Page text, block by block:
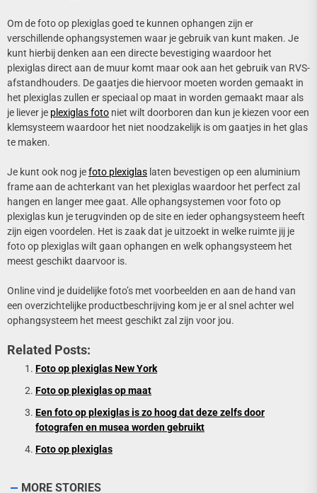
Om de foto op plexiglas goed te kunnen ophangen zijn er
verschillende ophangsystemen waar je gebruik van kunt maken. Je
kunt hierbij denken aan een directe bevestiging waardoor het
plexiglas direct aan de muur komt maar ook aan het gebruik van RVS-
afstandhouders. De gaatjes die hiervoor moeten worden gemaakt in
het plexiglas zullen er speciaal op maat in worden gemaakt maar als
je liever je plexiglas foto niet wilt doorboren dan kun je kiezen voor een
klemsysteem waardoor het niet noodzakelijk is om gaatjes in het glas
te maken.
Je kunt ook nog jefoto plexiglas laten bevestigen op een aluminium
frame aan de achterkant van het plexiglas waardoor het perfect zal
hangen en langer mee gaat. Alle ophangsystemen voor foto op
plexiglas kun je terugvinden op de site en ieder ophangsysteem heeft
zijn eigen voordelen. Het is zaak dat je uitzoekt in welke ruimte jij je
foto op plexiglas wilt gaan ophangen en welk ophangsysteem het
meest geschikt daarvoor is.
Online vind je duidelijke foto’s met voorbeelden en aan de hand van
een overzichtelijke productbeschrijving kom je er al snel achter wel
ophangsysteem het meest geschikt zal zijn voor jou.
Related Posts:
Foto op plexiglas New York
Foto op plexiglas op maat
Een foto op plexiglas is zo hoog dat deze zelfs door
fotografen en musea worden gebruikt
Foto op plexiglas
MORE STORIES